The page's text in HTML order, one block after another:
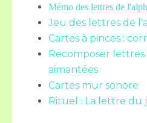
Mémo des lettres de
Jeu des lettres de
Cartes à pinces :
Recomposer lettres
aimantées
Cartes mur sonore
Rituel : La lettre du